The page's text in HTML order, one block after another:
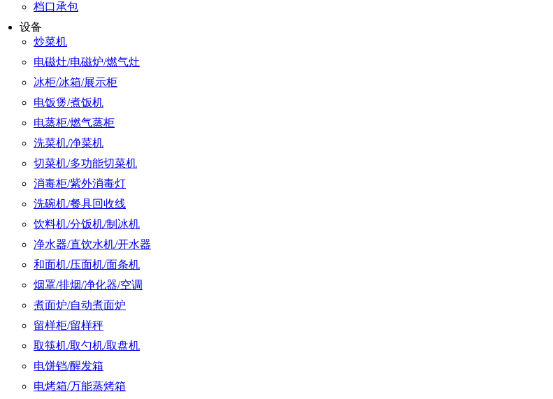
档口承包
设备
炒菜机
电磁灶/电磁炉/燃气灶
冰柜/冰箱/展示柜
电饭煲/煮饭机
电蒸柜/燃气蒸柜
洗菜机/净菜机
切菜机/多功能切菜机
消毒柜/紫外消毒灯
洗碗机/餐具回收线
饮料机/分饭机/制冰机
净水器/直饮水机/开水器
和面机/压面机/面条机
烟罩/排烟/净化器/空调
煮面炉/自动煮面炉
留样柜/留样秤
取筷机/取勺机/取盘机
电饼铛/醒发箱
电烤箱/万能蒸烤箱